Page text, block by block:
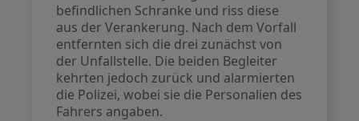
befindlichen Schranke und riss diese
aus der Verankerung. Nach dem Vorfall
entfernten sich die drei zunächst von
der Unfallstelle. Die beiden Begleiter
kehrten jedoch zurück und alarmierten
die Polizei, wobei sie die Personalien des
Fahrers angaben.